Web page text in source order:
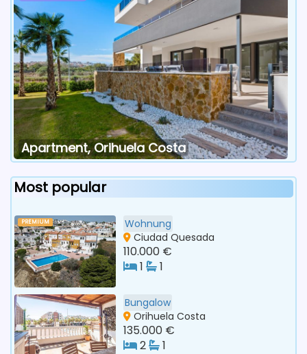
Apartment, Orihuela Costa
Most popular
PREMIUM
Wohnung
Ciudad Quesada
110.000 €
1
1
Bungalow
Orihuela Costa
135.000 €
2
1